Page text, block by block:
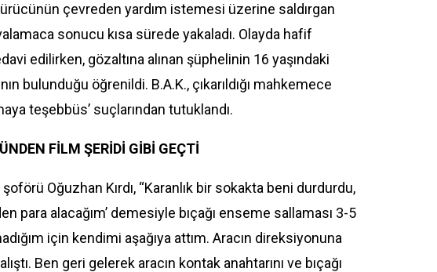
çevreden yardım istemesi üzerine saldırgan
sonucu kısa sürede yakaladı. Olayda hafif
edilirken, gözaltına alınan şüphelinin 16 yaşındaki
bulunduğu öğrenildi. B.A.K., çıkarıldığı mahkemece
teşebbüs’ suçlarından tutuklandı.
FİLM ŞERİDİ GİBİ GEÇTİ
şoförü Oğuzhan Kırdı, “Karanlık bir sokakta beni durdurdu,
para alacağım’ demesiyle bıçağı enseme sallaması 3-5
için kendimi aşağıya attım. Aracın direksiyonuna
Ben geri gelerek aracın kontak anahtarını ve bıçağı